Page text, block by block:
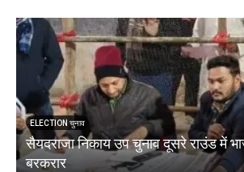
ELECTION चुनाव
सैयदराजा निकाय उप चुनाव दूसरे राउंड में
बरकरार